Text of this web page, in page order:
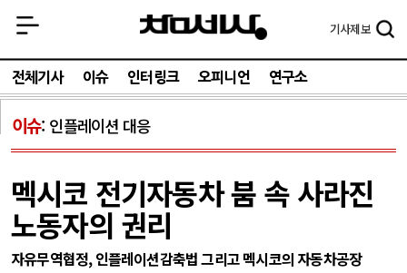
기사제보
전체기사 이슈 인터링크 오피니언 연구소
이슈 인플레이션 대응
멕시코 전기자동차 붐 속 사라진
노동자의 권리
자유무역협정, 인플레이션감축법 그리고 멕시코의 자동차공장